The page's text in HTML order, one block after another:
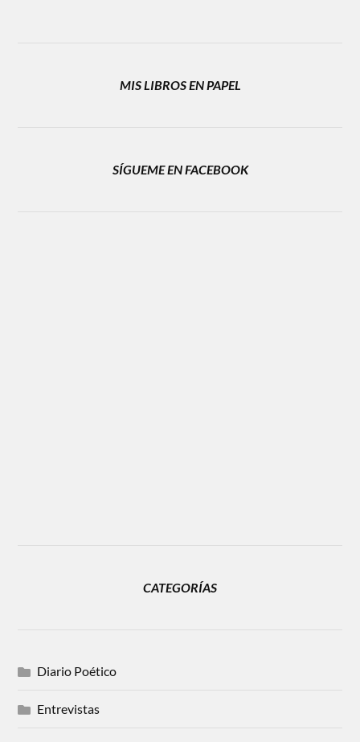
MIS LIBROS EN PAPEL
SÍGUEME EN FACEBOOK
CATEGORÍAS
Diario Poético
Entrevistas